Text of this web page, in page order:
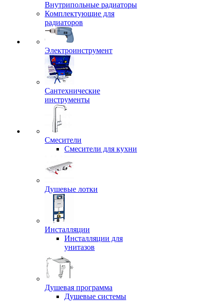
Внутрипольные радиаторы
Комплектующие для
радиаторов
Электроинструмент
Сантехнические
инструменты
Смесители
Смесители для кухни
Душевые лотки
Инсталляции
Инсталляции для
унитазов
Душевая программа
Душевые системы